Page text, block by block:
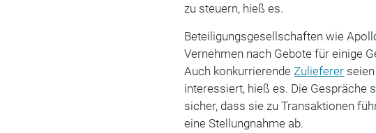
zu steuern, hieß es.
Beteiligungsgesellschaften wie
Vernehmen nach Gebote für einige
Auch konkurrierende Zulieferer
interessiert, hieß es. Die Gespräche
sicher, dass sie zu Transaktionen
eine Stellungnahme ab.